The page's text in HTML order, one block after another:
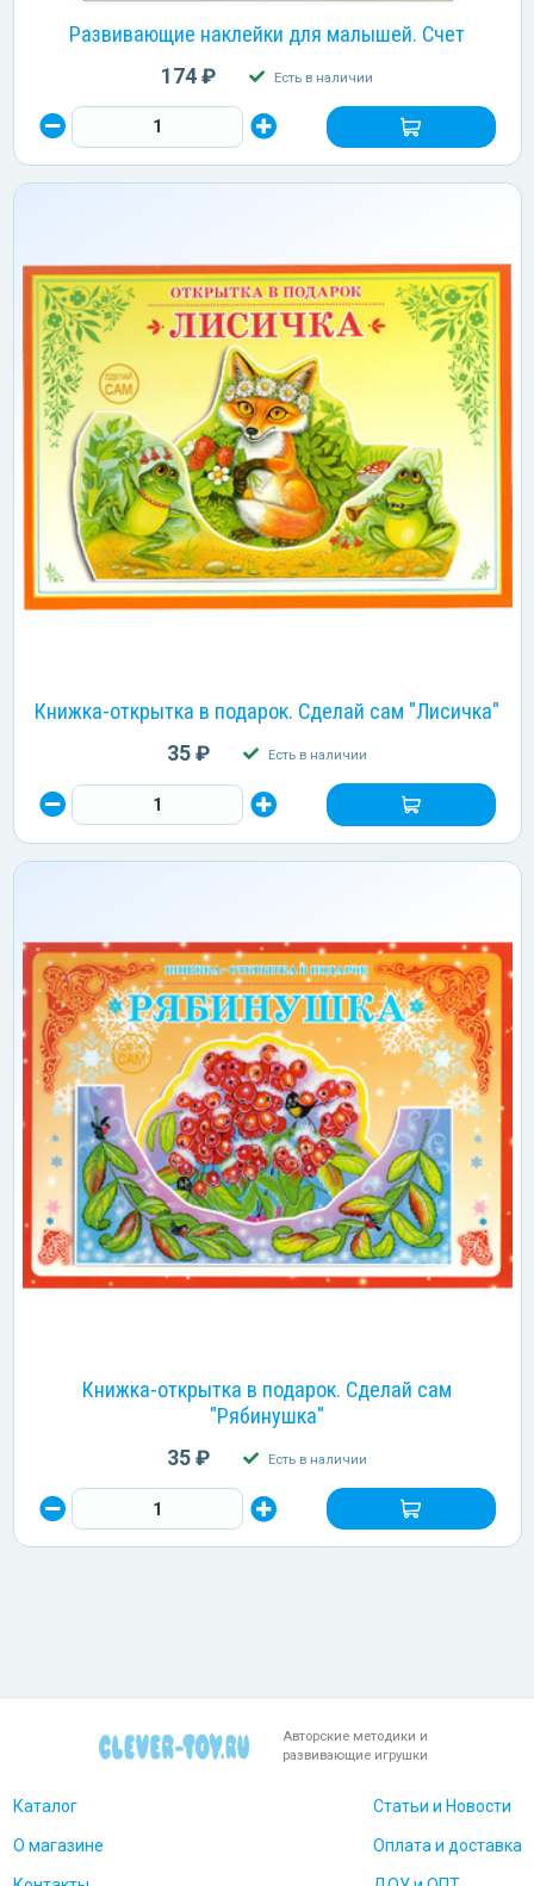
Развивающие наклейки для малышей. Счет
174 ₽ Есть в наличии
Книжка-открытка в подарок. Сделай сам "Лисичка"
35 ₽ Есть в наличии
Книжка-открытка в подарок. Сделай сам
"Рябинушка"
35 ₽ Есть в наличии
Авторские методики и
развивающие игрушки
Каталог
О магазине
Статьи и Новости
Оплата и доставка